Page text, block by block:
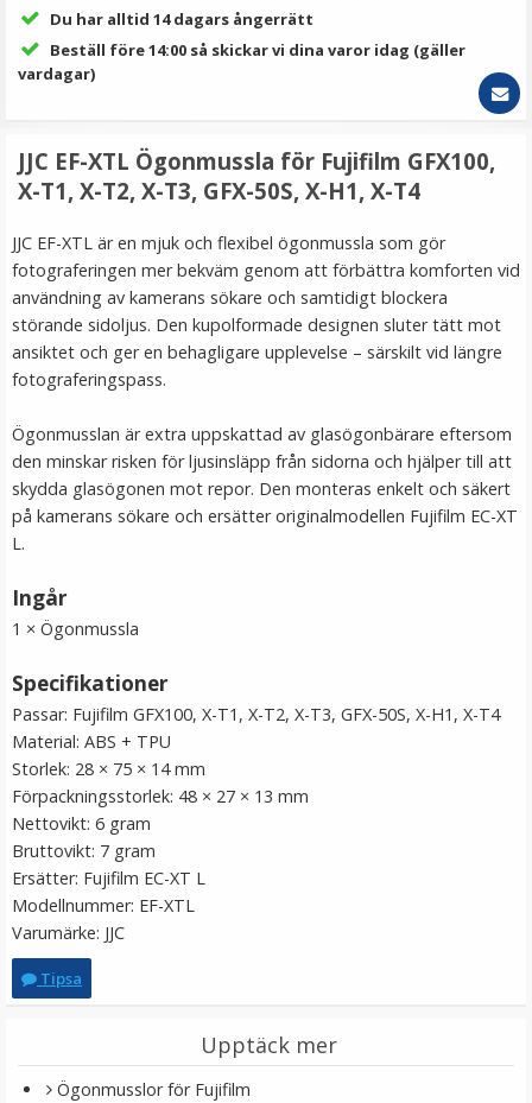
JJC Deluxe avtryckarknapp - Svart & Brun
★★★★★
99 kr
LÄGG I VARUKORG
JJC mjuk avtrycksknapp silver – konvex Soft Release
69 kr
Du har alltid 14 dagars ångerrätt
Beställ före 14:00 så skickar vi dina varor idag (gäller
vardagar)
JJC EF-XTL Ögonmussla för Fujifilm GFX100,
X-T1, X-T2, X-T3, GFX-50S, X-H1, X-T4
JJC EF-XTL är en mjuk och flexibel ögonmussla som gör
fotograferingen mer bekväm genom att förbättra komforten vid
användning av kamerans sökare och samtidigt blockera
störande sidoljus. Den kupolformade designen sluter tätt mot
ansiktet och ger en behagligare upplevelse – särskilt vid längre
fotograferingspass.
Ögonmusslan är extra uppskattad av glasögonbärare eftersom
den minskar risken för ljusinsläpp från sidorna och hjälper till att
skydda glasögonen mot repor. Den monteras enkelt och säkert
på kamerans sökare och ersätter originalmodellen Fujifilm EC-XT
L.
Ingår
1 × Ögonmussla
Specifikationer
Passar: Fujifilm GFX100, X-T1, X-T2, X-T3, GFX-50S, X-H1, X-T4
Material: ABS + TPU
Storlek: 28 × 75 × 14 mm
Förpackningsstorlek: 48 × 27 × 13 mm
Nettovikt: 6 gram
Bruttovikt: 7 gram
Ersätter: Fujifilm EC-XT L
Modellnummer: EF-XTL
Varumärke: JJC
Tipsa
Upptäck mer
Ögonmusslor för Fujifilm